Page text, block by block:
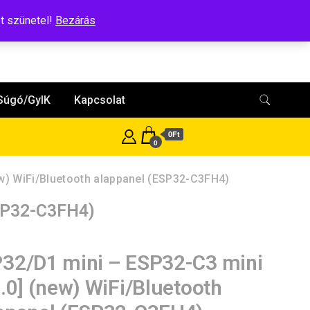
szünetel! Bezárás
GyIK Kapcsolat
0
0Ft
WiFi/Bluetooth alappanel (ESP32-C3FH4)
C3FH4)
D1 mini – ESP32-C3 mini
(new) WiFi/Bluetooth